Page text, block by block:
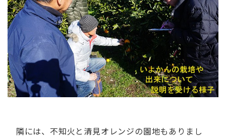
隣には、不知火と清見オレンジの園地もありまし